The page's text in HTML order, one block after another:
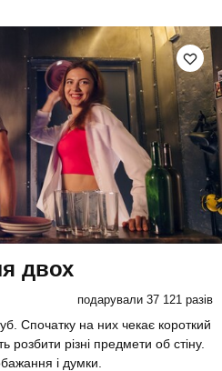
двох
подарували 37 121 разів
Спочатку на них чекає короткий
розбити різні предмети об стіну.
і думки.